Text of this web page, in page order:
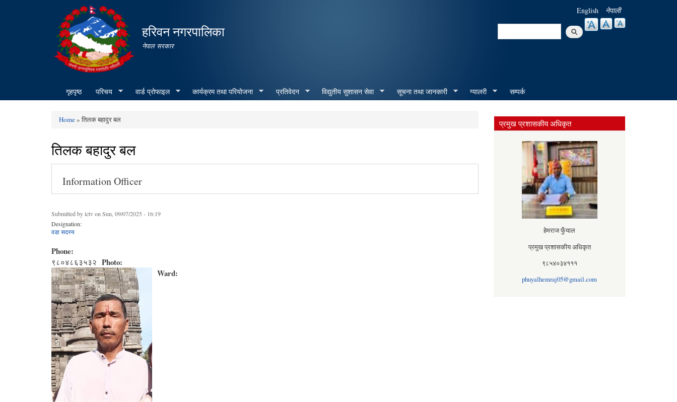
हरिवन नगरपालिका
नेपाल सरकार
English नेपाली
Search
गृहपृष्ठ परिचय वार्ड प्रोफाइल कार्यक्रम तथा परियोजना प्रतिवेदन विद्युतीय सुशासन सेवा सूचना तथा जानकारी ग्यालरी सम्पर्क
Home» तिलक बहादुर बल
तिलक बहादुर बल
Information Officer
Submitted byictvon Sun, 09/07/2025 - 16:19
Designation:
वडा सदस्य
Phone:
९८०४८६३५३२ Photo:
Ward:
प्रमुख प्रशासकीय अधिकृत
हेमराज फुँयाल
प्रमुख प्रशासकीय अधिकृत
९८५४०३४१११
phuyalhemraj05@gmail.com